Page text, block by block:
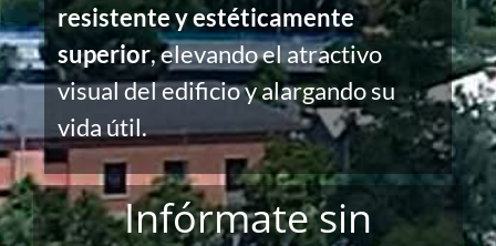
resistente y estéticamente
superior, elevando el atractivo
visual del edificio y alargando su
vida útil.
Infórmate sin